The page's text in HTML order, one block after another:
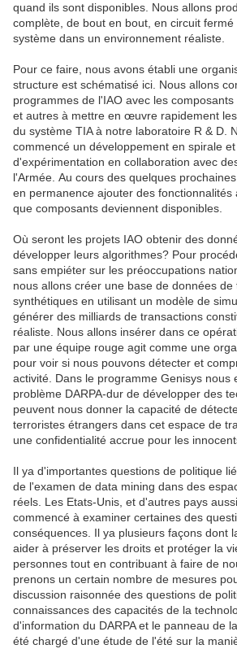
quand ils sont disponibles. Nous allons
complète, de bout en bout, en circuit
système dans un environnement réaliste.
Pour ce faire, nous avons établi une
structure est schématisé ici. Nous allons
programmes de l'IAO avec les
et autres à mettre en œuvre rapidement
du système TIA à notre laboratoire R & D.
commencé un développement en spirale
d'expérimentation en collaboration avec
l'Armée. Au cours des quelques
en permanence ajouter des fonctionnalités
que composants deviennent disponibles.
Où seront les projets IAO obtenir des
développer leurs algorithmes? Pour
sans empiéter sur les préoccupations
nous allons créer une base de données de
synthétiques en utilisant un modèle de
générer des milliards de transactions
réaliste. Nous allons insérer dans ce
par une équipe rouge agit comme une
pour voir si nous pouvons détecter et
activité. Dans le programme Genisys nous
problème DARPA-dur de développer des
peuvent nous donner la capacité de
terroristes étrangers dans cet espace de
une confidentialité accrue pour les
Il ya d'importantes questions de politique
de l'examen de data mining dans des
réels. Les Etats-Unis, et d'autres pays
commencé à examiner certaines des
conséquences. Il ya plusieurs façons dont
aider à préserver les droits et protéger la
personnes tout en contribuant à faire de
prenons un certain nombre de mesures
discussion raisonnée des questions de
connaissances des capacités de la
d'information du DARPA et le panneau de
été chargé d'une étude de l'été sur la